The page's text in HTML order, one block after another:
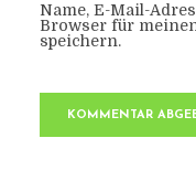
Name, E-Mail-
Browser für
speichern.